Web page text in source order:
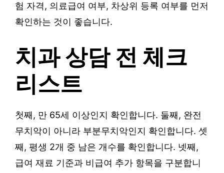
험 자격, 의료급여 여부, 차상위 등록 여부를 먼저
확인하는 것이 좋습니다.
치과 상담 전 체크
리스트
첫째, 만 65세 이상인지 확인합니다. 둘째, 완전
무치악이 아니라 부분무치악인지 확인합니다. 셋
째, 평생 2개 중 남은 개수를 확인합니다. 넷째,
급여 재료 기준과 비급여 추가 항목을 구분합니